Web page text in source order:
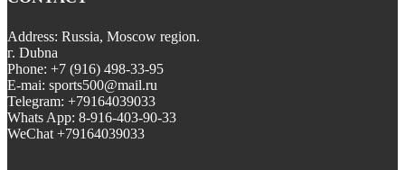
Address: Russia, Moscow region.
г. Dubna
Phone: +7 (916) 498-33-95
E-mai: sports500@mail.ru
Telegram: +79164039033
Whats App: 8-916-403-90-33
WeChat +79164039033